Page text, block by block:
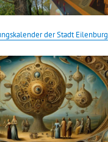
der Stadt Eilenburg